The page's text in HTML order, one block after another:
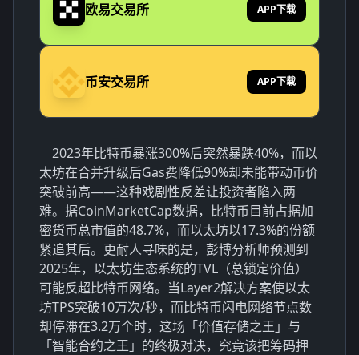
欧易交易所 APP下载
币安交易所 APP下载
2023年比特币暴涨300%后突然暴跌40%，而以
太坊在合并升级后Gas费降低90%却未能带动币价
突破前高——这种戏剧性反差让投资者陷入两
难。据CoinMarketCap数据，比特币目前占据加
密货币总市值的48.7%，而以太坊以17.3%的份额
紧追其后。更耐人寻味的是，彭博分析师预测到
2025年，以太坊生态系统的TVL（总锁定价值）
可能反超比特币网络。当Layer2解决方案使以太
坊TPS突破10万次/秒，而比特币闪电网络节点数
却停滞在3.2万个时，这场「价值存储之王」与
「智能合约之王」的终极对决，究竟该把筹码押